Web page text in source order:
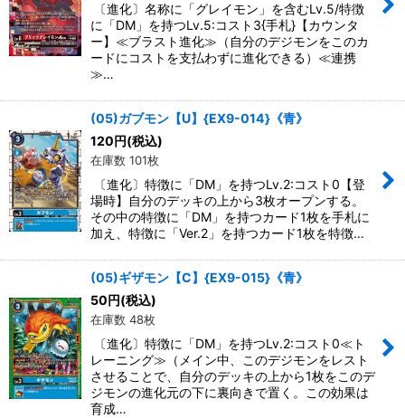
〔進化〕名称に「グレイモン」を含むLv.5/特徴
に「DM」を持つLv.5:コスト3{手札}【カウンタ
ー】≪ブラスト進化≫（自分のデジモンをこのカ
ードにコストを支払わずに進化できる）≪連携
≫…
(05)ガブモン【U】{EX9-014}《青》
120 円(税込)
在庫数 101枚
〔進化〕特徴に「DM」を持つLv.2:コスト0【登
場時】自分のデッキの上から3枚オープンする。
その中の特徴に「DM」を持つカード1枚を手札に
加え、特徴に「Ver.2」を持つカード1枚を特徴…
(05)ギザモン【C】{EX9-015}《青》
50 円(税込)
在庫数 48枚
〔進化〕特徴に「DM」を持つLv.2:コスト0≪ト
レーニング≫（メイン中、このデジモンをレスト
させることで、自分のデッキの上から1枚をこのデ
ジモンの進化元の下に裏向きで置く。この効果は
育成…